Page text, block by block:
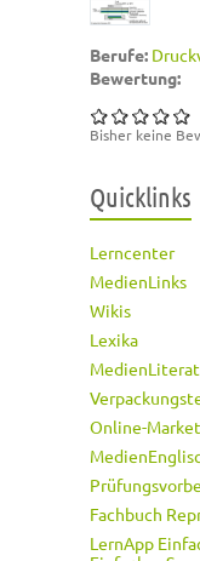
Berufe:
Bewertung:
Bisher keine
Quicklinks
Lerncenter
MedienLinks
Wikis
Lexika
Online-
Fachbuch
LernApp